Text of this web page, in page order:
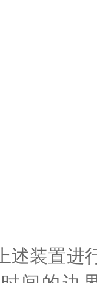
述装置进